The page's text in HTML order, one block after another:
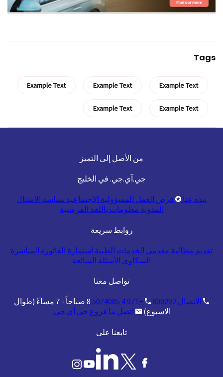
Tags
Example Text
Example Text
Example Text
Example Text
Example Text
من الأصل إلى التميز
جي.آي.جي. في الخليج
نبذه عنا فرص العمل المسؤولية الاجتماعية سياسة الامتثال
المدونة معلومات باللغة الفرنسية
روابط سريعة
تقديم مطالبة مقدمي الخدمات الطبية استمارة الفاتورة المباشرة
الشكاوى الأسئلة الشائعة
تواصل معنا
الاتصال 800292
+971 4 5074085
8 صباحاً - 7 مساءً (طوال
الاسبوع)
اتصل بنا فروع جي.آي.جي.
تابعنا على